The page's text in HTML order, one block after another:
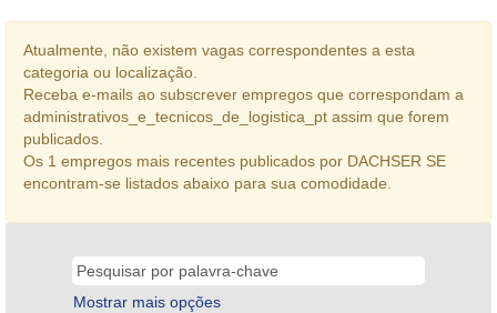
Atualmente, não existem vagas correspondentes a esta
categoria ou localização.
Receba e-mails ao subscrever empregos que correspondam a
administrativos_e_tecnicos_de_logistica_pt assim que forem
publicados.
Os 1 empregos mais recentes publicados por DACHSER SE
encontram-se listados abaixo para sua comodidade.
Mostrar mais opções